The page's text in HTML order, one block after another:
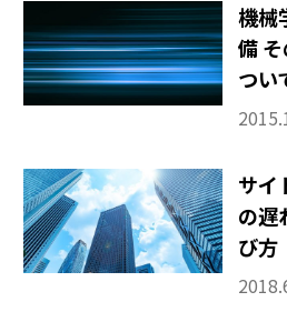
機械
備
つい
サイ
の遅
び方